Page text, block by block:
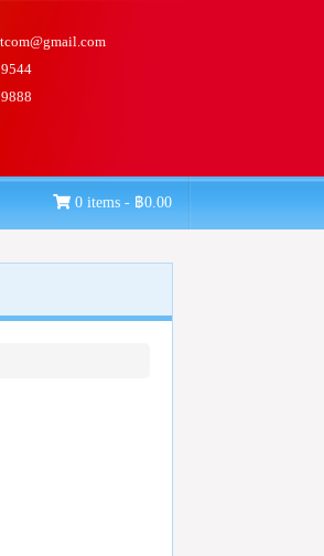
0 items - ฿0.00